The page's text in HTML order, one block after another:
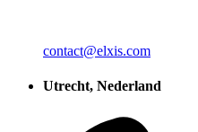
contact@elxis.com
Utrecht, Nederland